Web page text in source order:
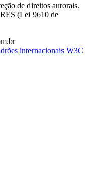
de direitos autorais.
(Lei 9610 de